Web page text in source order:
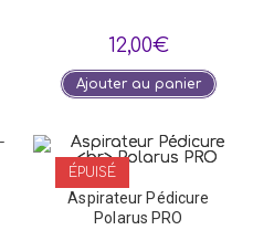
12,00€
Ajouter au panier
ÉPUISÉ
Aspirateur Pédicure
Polarus PRO